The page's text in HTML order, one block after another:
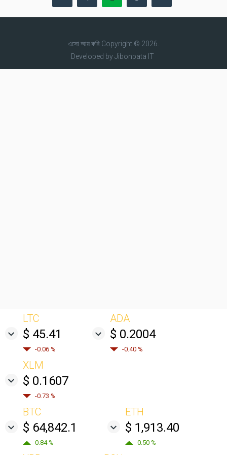
pagination
এসো আয় করিCopyright © 2026.
Developed byJibonpata IT
LTC
$ 45.41
-0.06 %
ADA
$ 0.2004
-0.40 %
XLM
$ 0.1607
-0.73 %
BTC
$ 64,842.1
0.84 %
ETH
$ 1,913.40
0.50 %